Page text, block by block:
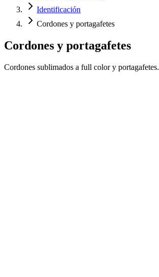
Identificación
Cordones y portagafetes
Cordones y portagafetes
Cordones sublimados a full color y portagafetes.